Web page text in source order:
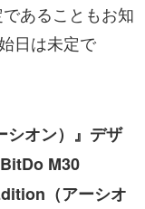
あることもお知
日は未定で
オン）』デザ
M30
（アーシオ